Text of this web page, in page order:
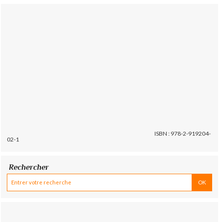
ISBN : 978-2-919204-
02-1
Rechercher